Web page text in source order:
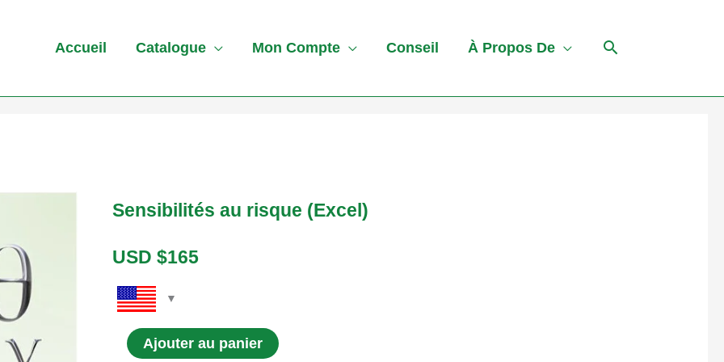
Accueil Catalogue Mon Compte Conseil À Propos De
Sensibilités au risque (Excel)
USD $165
quantité
de
au
(Excel)
Ajouter au panier